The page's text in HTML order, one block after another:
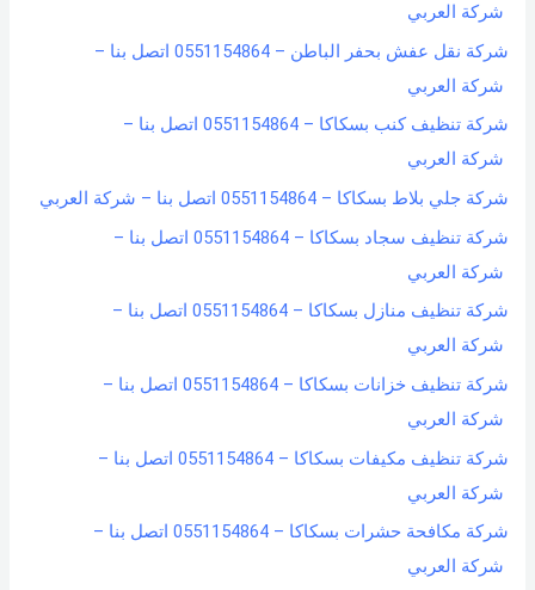
شركة العربي
شركة نقل عفش بحفر الباطن – 0551154864 اتصل بنا –
شركة العربي
شركة تنظيف كنب بسكاكا – 0551154864 اتصل بنا –
شركة العربي
شركة جلي بلاط بسكاكا – 0551154864 اتصل بنا – شركة العربي
شركة تنظيف سجاد بسكاكا – 0551154864 اتصل بنا –
شركة العربي
شركة تنظيف منازل بسكاكا – 0551154864 اتصل بنا –
شركة العربي
شركة تنظيف خزانات بسكاكا – 0551154864 اتصل بنا –
شركة العربي
شركة تنظيف مكيفات بسكاكا – 0551154864 اتصل بنا –
شركة العربي
شركة مكافحة حشرات بسكاكا – 0551154864 اتصل بنا –
شركة العربي